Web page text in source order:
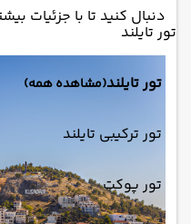
تور تایلند
تور تایلند(مشاهده همه)
تور ترکیبی تایلند
تور پوکت
دنبال کنید تا با جزئیات